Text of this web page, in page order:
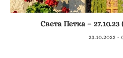
Света Петка –
23.10.2023 -